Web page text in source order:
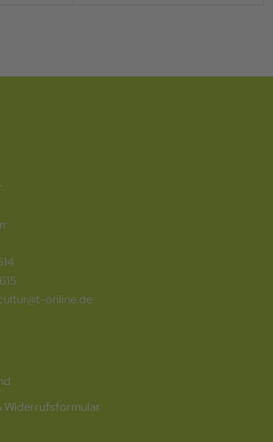
online.de
Widerrufsformular